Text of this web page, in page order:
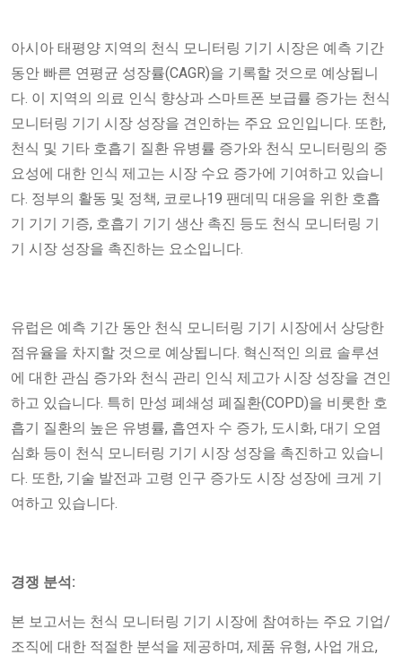
아시아 태평양 지역의 천식 모니터링 기기 시장은 예측 기간
동안 빠른 연평균 성장률(CAGR)을 기록할 것으로 예상됩니
다. 이 지역의 의료 인식 향상과 스마트폰 보급률 증가는 천식
모니터링 기기 시장 성장을 견인하는 주요 요인입니다. 또한,
천식 및 기타 호흡기 질환 유병률 증가와 천식 모니터링의 중
요성에 대한 인식 제고는 시장 수요 증가에 기여하고 있습니
다. 정부의 활동 및 정책, 코로나19 팬데믹 대응을 위한 호흡
기 기기 기증, 호흡기 기기 생산 촉진 등도 천식 모니터링 기
기 시장 성장을 촉진하는 요소입니다.
유럽은 예측 기간 동안 천식 모니터링 기기 시장에서 상당한
점유율을 차지할 것으로 예상됩니다. 혁신적인 의료 솔루션
에 대한 관심 증가와 천식 관리 인식 제고가 시장 성장을 견인
하고 있습니다. 특히 만성 폐쇄성 폐질환(COPD)을 비롯한 호
흡기 질환의 높은 유병률, 흡연자 수 증가, 도시화, 대기 오염
심화 등이 천식 모니터링 기기 시장 성장을 촉진하고 있습니
다. 또한, 기술 발전과 고령 인구 증가도 시장 성장에 크게 기
여하고 있습니다.
경쟁 분석:
본 보고서는 천식 모니터링 기기 시장에 참여하는 주요 기업/
조직에 대한 적절한 분석을 제공하며, 제품 유형, 사업 개요,